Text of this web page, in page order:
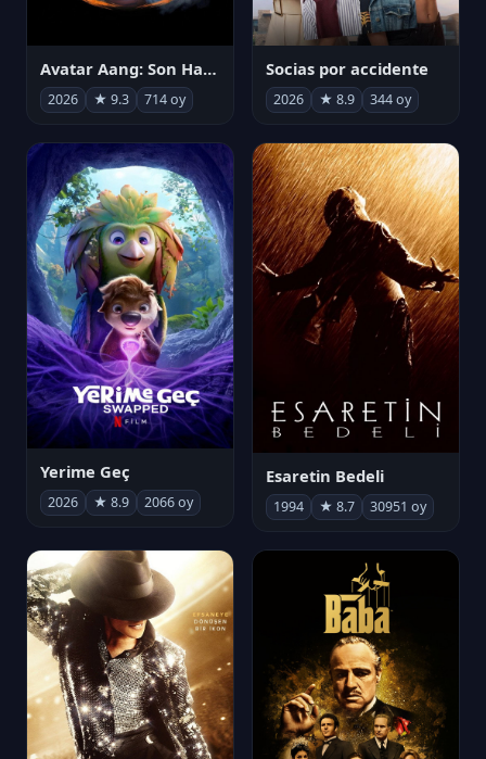
Avatar Aang: Son Havabükücü
2026 ★ 9.3 714 oy
Socias por accidente
2026 ★ 8.9 344 oy
Yerime Geç
2026 ★ 8.9 2066 oy
Esaretin Bedeli
1994 ★ 8.7 30951 oy